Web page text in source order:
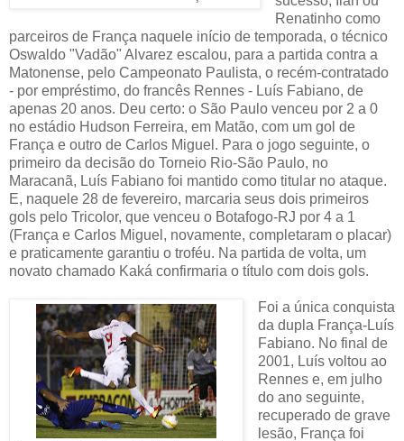
Renatinho como
parceiros de França naquele início de temporada, o técnico
Oswaldo "Vadão" Alvarez escalou, para a partida contra a
Matonense, pelo Campeonato Paulista, o recém-contratado
- por empréstimo, do francês Rennes - Luís Fabiano, de
apenas 20 anos. Deu certo: o São Paulo venceu por 2 a 0
no estádio Hudson Ferreira, em Matão, com um gol de
França e outro de Carlos Miguel. Para o jogo seguinte, o
primeiro da decisão do Torneio Rio-São Paulo, no
Maracanã, Luís Fabiano foi mantido como titular no ataque.
E, naquele 28 de fevereiro, marcaria seus dois primeiros
gols pelo Tricolor, que venceu o Botafogo-RJ por 4 a 1
(França e Carlos Miguel, novamente, completaram o placar)
e praticamente garantiu o troféu. Na partida de volta, um
novato chamado Kaká confirmaria o título com dois gols.
Foi a única conquista
da dupla França-Luís
Fabiano. No final de
2001, Luís voltou ao
Rennes e, em julho
do ano seguinte,
recuperado de grave
lesão, França foi